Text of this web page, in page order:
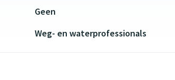
Geen
Weg- en waterprofessionals